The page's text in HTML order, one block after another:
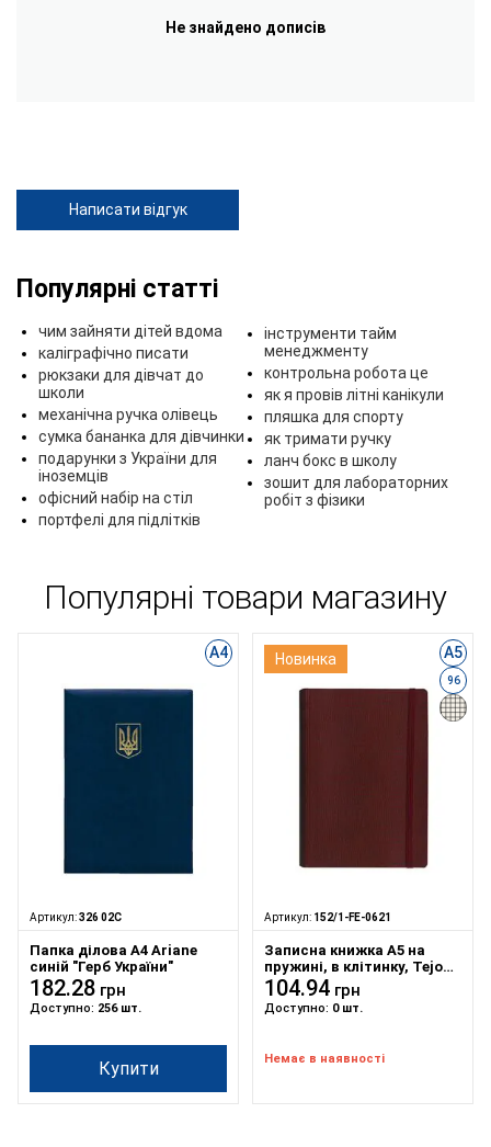
Не знайдено дописів
Написати відгук
Популярні статті
чим зайняти дітей вдома
каліграфічно писати
рюкзаки для дівчат до
школи
механічна ручка олівець
сумка бананка для дівчинки
подарунки з України для
іноземців
офісний набір на стіл
портфелі для підлітків
інструменти тайм
менеджменту
контрольна робота це
як я провів літні канікули
пляшка для спорту
як тримати ручку
ланч бокс в школу
зошит для лабораторних
робіт з фізики
Популярні товари магазину
А4
Артикул:326 02С
Папка ділова А4 Ariane
синій "Герб України"
182.28 грн
Доступно: 256 шт.
Купити
Новинка А5
96
Артикул: 152/1-FE-0621
Записна книжка А5 на
пружині, в клітинку, Tejo
на гумці бордова
104.94 грн
Доступно: 0 шт.
Немає в наявності